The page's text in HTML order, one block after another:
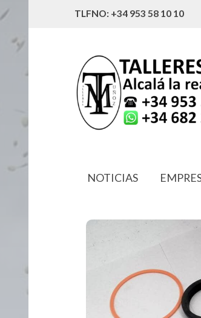
TLFNO: +34 953 58 10 10
NOTICIAS
G134848 KIT